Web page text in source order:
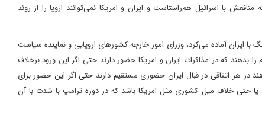
با اسرائیل هم‌راستاست و ایران و امریکا نمی‌توانند اروپا را از روند
ایران آماده می‌کرد، وزرای امور خارجه کشورهای اروپایی و نماینده سیاست
را بدهند که در مذاکرات ایران و امریکا حضور دارند حتی اگر این ورود برخلاف
در هر اتفاقی در قبال ایران حضوری مستقیم دارند حتی اگر این حضور برای
حتی خلاف میل کشوری مثل امریکا باشد که در دوره ترامپ با شدت با آن